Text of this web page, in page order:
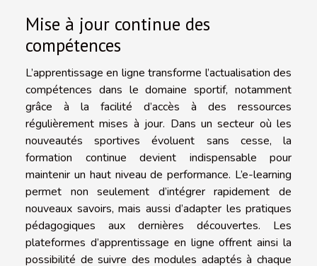
Mise à jour continue des
compétences
L’apprentissage en ligne transforme l’actualisation des
compétences dans le domaine sportif, notamment
grâce à la facilité d’accès à des ressources
régulièrement mises à jour. Dans un secteur où les
nouveautés sportives évoluent sans cesse, la
formation continue devient indispensable pour
maintenir un haut niveau de performance. L’e-learning
permet non seulement d’intégrer rapidement de
nouveaux savoirs, mais aussi d’adapter les pratiques
pédagogiques aux dernières découvertes. Les
plateformes d’apprentissage en ligne offrent ainsi la
possibilité de suivre des modules adaptés à chaque